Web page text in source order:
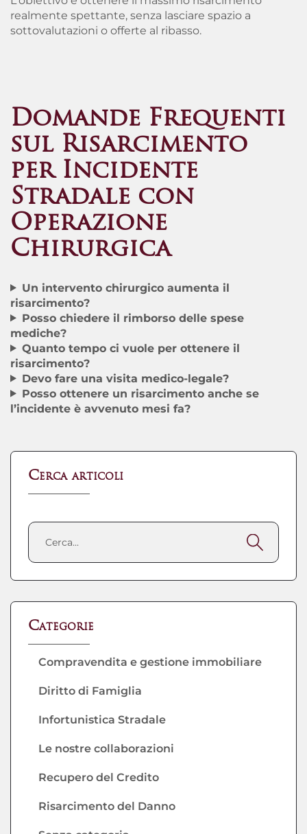
realmente spettante, senza lasciare spazio a
sottovalutazioni o offerte al ribasso.
Domande Frequenti
sul Risarcimento
per Incidente
Stradale con
Operazione
Chirurgica
Un intervento chirurgico aumenta il
risarcimento?
Posso chiedere il rimborso delle spese
mediche?
Quanto tempo ci vuole per ottenere il
risarcimento?
Devo fare una visita medico-legale?
Posso ottenere un risarcimento anche se
l’incidente è avvenuto mesi fa?
Cerca articoli
Categorie
Compravendita e gestione immobiliare
Diritto di Famiglia
Infortunistica Stradale
Le nostre collaborazioni
Recupero del Credito
Risarcimento del Danno